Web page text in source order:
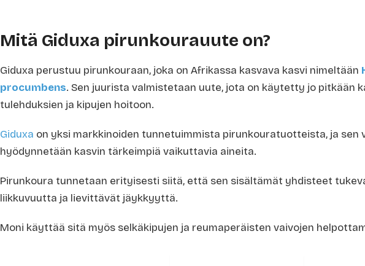
Mitä Giduxa pirunkourauute on?
Giduxa perustuu pirunkouraan, joka on Afrikassa kasvava kasvi nimeltään
procumbens. Sen juurista valmistetaan uute, jota on käytetty jo pitkään
tulehduksien ja kipujen hoitoon.
Giduxa on yksi markkinoiden tunnetuimmista pirunkouratuotteista, ja sen
hyödynnetään kasvin tärkeimpiä vaikuttavia aineita.
Pirunkoura tunnetaan erityisesti siitä, että sen sisältämät yhdisteet
liikkuvuutta ja lievittävät jäykkyyttä.
Moni käyttää sitä myös selkäkipujen ja reumaperäisten vaivojen